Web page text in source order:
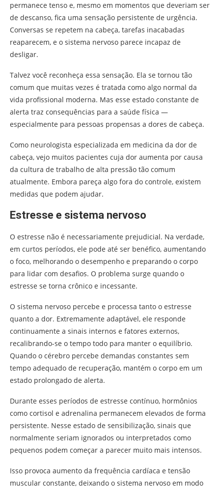
permanece tenso e, mesmo em momentos que deveriam ser
de descanso, fica uma sensação persistente de urgência.
Conversas se repetem na cabeça, tarefas inacabadas
reaparecem, e o sistema nervoso parece incapaz de
desligar.
Talvez você reconheça essa sensação. Ela se tornou tão
comum que muitas vezes é tratada como algo normal da
vida profissional moderna. Mas esse estado constante de
alerta traz consequências para a saúde física —
especialmente para pessoas propensas a dores de cabeça.
Como neurologista especializada em medicina da dor de
cabeça, vejo muitos pacientes cuja dor aumenta por causa
da cultura de trabalho de alta pressão tão comum
atualmente. Embora pareça algo fora do controle, existem
medidas que podem ajudar.
Estresse e sistema nervoso
O estresse não é necessariamente prejudicial. Na verdade,
em curtos períodos, ele pode até ser benéfico, aumentando
o foco, melhorando o desempenho e preparando o corpo
para lidar com desafios. O problema surge quando o
estresse se torna crônico e incessante.
O sistema nervoso percebe e processa tanto o estresse
quanto a dor. Extremamente adaptável, ele responde
continuamente a sinais internos e fatores externos,
recalibrando-se o tempo todo para manter o equilíbrio.
Quando o cérebro percebe demandas constantes sem
tempo adequado de recuperação, mantém o corpo em um
estado prolongado de alerta.
Durante esses períodos de estresse contínuo, hormônios
como cortisol e adrenalina permanecem elevados de forma
persistente. Nesse estado de sensibilização, sinais que
normalmente seriam ignorados ou interpretados como
pequenos podem começar a parecer muito mais intensos.
Isso provoca aumento da frequência cardíaca e tensão
muscular constante, deixando o sistema nervoso em modo